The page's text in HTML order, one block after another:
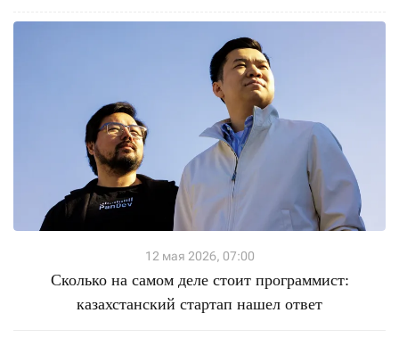
12 мая 2026, 07:00
Сколько на самом деле стоит программист:
казахстанский стартап нашел ответ